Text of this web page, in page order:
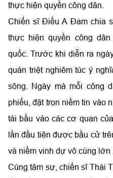
thực hiện quyền công dân.
Chiến sĩ Điểu A Đam chia
thực hiện quyền công
quốc. Trước khi diễn ra
quán triệt nghiêm túc ý
sông. Ngày mà mỗi công
phiếu, đặt trọn niềm tin vào
tài bầu vào các cơ quan
lần đầu tiên được bầu cử
và niềm vinh dự vô cùng lớn
Cùng tâm sự, chiến sĩ Thái